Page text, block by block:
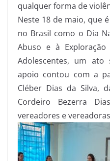
qualquer forma de
Neste 18 de maio, que
no Brasil como o Dia
Abuso e à
Adolescentes, um
apoio contou com a
Cléber Dias da Silva,
Cordeiro Bezerra
vereadores e